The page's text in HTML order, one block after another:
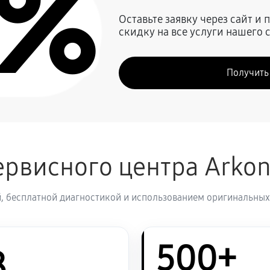
видения Arkon Digital Pro
видения Arkon Digital Pro
других устройств 680 руб
1400 руб
Оставьте заявку через сайт
скидку на все услуги нашего
центра
диагностикой и использованием оригинальных
500+